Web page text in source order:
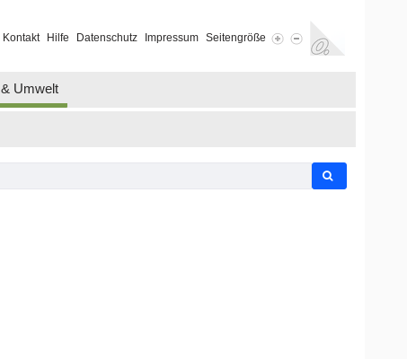
Kontakt Hilfe Datenschutz Impressum Seitengröße
Umwelt